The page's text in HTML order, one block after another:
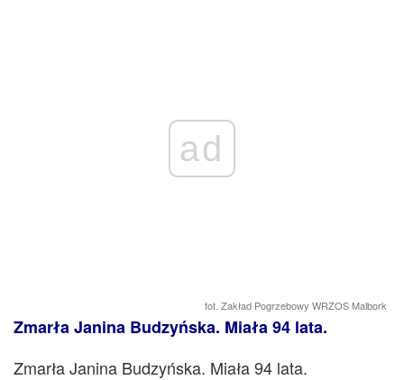
ad
fot. Zakład Pogrzebowy WRZOS Malbork
Zmarła Janina Budzyńska. Miała 94 lata.
Zmarła Janina Budzyńska. Miała 94 lata.